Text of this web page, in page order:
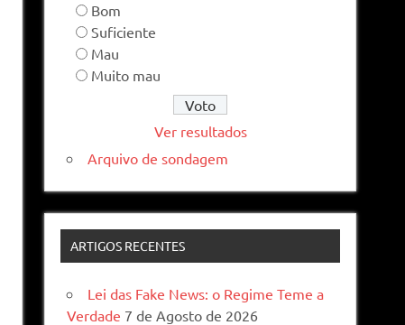
Bom
Suficiente
Mau
Muito mau
Ver resultados
Arquivo de sondagem
ARTIGOS RECENTES
Lei das Fake News: o Regime Teme a
Verdade 7 de Agosto de 2026